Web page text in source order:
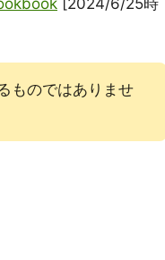
[2024/6/25時
ものではありませ